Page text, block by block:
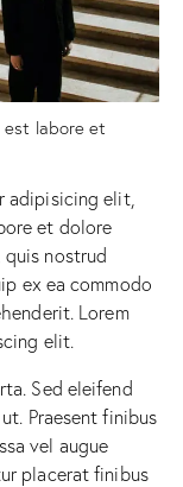
est labore et
adipisicing elit,
et dolore
quis nostrud
ex ea commodo
Lorem
elit.
Sed eleifend
Praesent finibus
vel augue
placerat finibus